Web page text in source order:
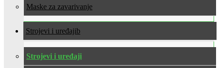
Maske za zavarivanje
Strojevi i uređaji
Strojevi i uređaji